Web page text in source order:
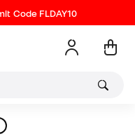
Code FLDAY10